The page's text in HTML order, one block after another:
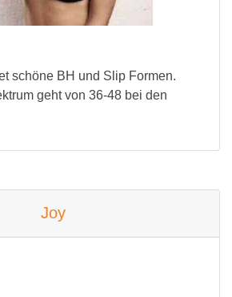
schöne BH und Slip Formen.
geht von 36-48 bei den
Joy